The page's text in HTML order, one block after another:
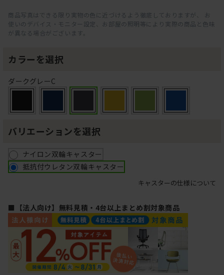
商品写真はできる限り実物の色に近づけるよう徹底しておりますが、 お
使いのデバイス・モニター設定、お部屋の照明等により実際の商品と色味
が異なる場合がございます。
カラーを選択
ダークグレーC
バリエーションを選択
ナイロン双輪キャスター
抵抗付ウレタン双輪キャスター
キャスターの仕様について
■【法人向け】無料見積・4台以上まとめ割対象商品